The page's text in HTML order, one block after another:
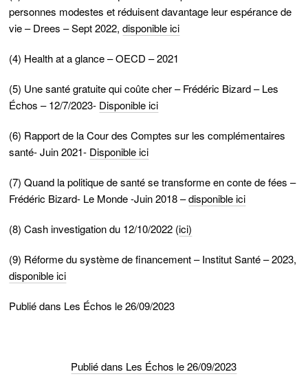
personnes modestes et réduisent davantage leur espérance de
vie – Drees – Sept 2022,disponible ici
(4) Health at a glance – OECD – 2021
(5) Une santé gratuite qui coûte cher – Frédéric Bizard – Les
Échos – 12/7/2023- Disponible ici
(6) Rapport de la Cour des Comptes sur les complémentaires
santé- Juin 2021- Disponible ici
(7) Quand la politique de santé se transforme en conte de fées –
Frédéric Bizard- Le Monde -Juin 2018 –disponible ici
(8) Cash investigation du 12/10/2022 (ici)
(9) Réforme du système de financement – Institut Santé – 2023,
disponible ici
Publié dans Les Échos le 26/09/2023
Publié dans Les Échos le 26/09/2023